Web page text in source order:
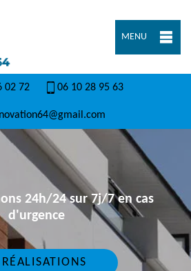
MENU
02 72 06 10 28 95 63
24h/24 sur 7j/7 en cas
d'urgence